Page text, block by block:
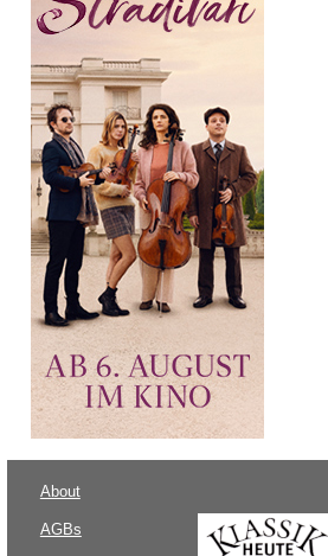
About
AGBs